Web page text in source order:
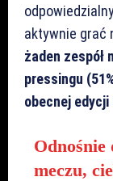
aktywnie grać
żaden zespół
pressingu
obecnej edycji
Odnośnie
meczu,